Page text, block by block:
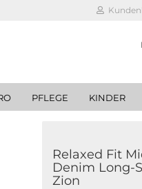
PFLEGE KINDER
Relaxed Fit
Denim Long-
Zion